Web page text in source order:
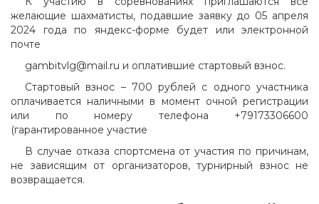
желающие шахматисты, подавшие заявку до 05 апреля
2024 года по яндекс-форме будет или электронной
почте
gambitvlg@mail.ru и оплатившие стартовый взнос.
Стартовый взнос – 700 рублей с одного участника
оплачивается наличными в момент очной регистрации
или по номеру телефона +79173306600
(гарантированное участие
В случае отказа спортсмена от участия по причинам,
не зависящим от организаторов, турнирный взнос не
возвращается.